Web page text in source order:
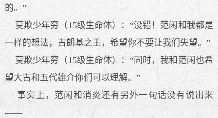
的。”
莫欺少年穷（15级生命体）：“没错！范闲和我都是
一样的想法，古朗基之王，希望你不要让我们失望。”
莫欺少年穷（15级生命体）：“同时，我和范闲也希
望大古和五代雄介你们可以理解。”
事实上，范闲和消炎还有另外一句话没有说出来
——